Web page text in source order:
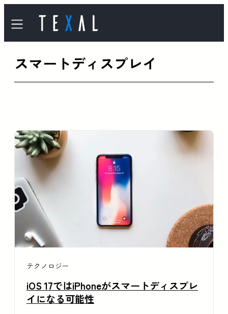
容
を
スマートディスプレイ
テクノロジー
iOS 17ではiPhoneがスマートディスプレ
イになる可能性